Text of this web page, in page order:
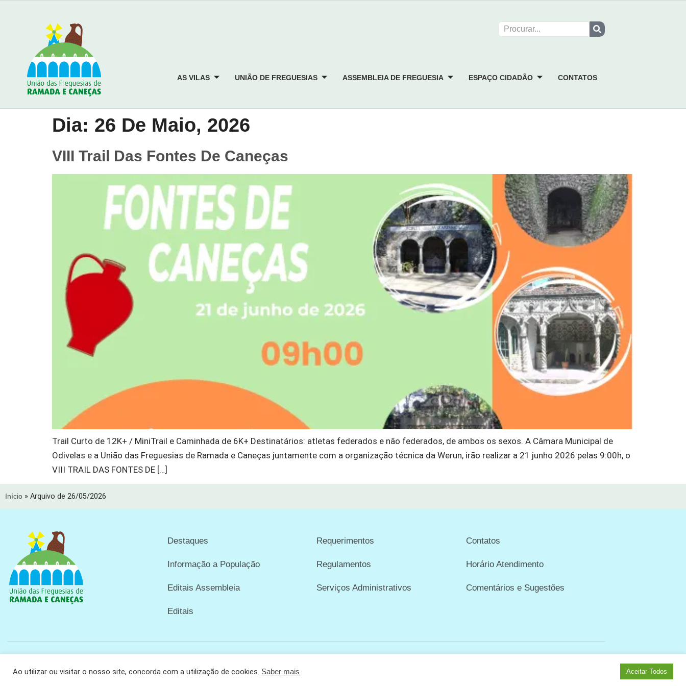
AS VILAS UNIÃO DE FREGUESIAS ASSEMBLEIA DE FREGUESIA ESPAÇO CIDADÃO CONTATOS
Dia: 26 De Maio, 2026
VIII Trail Das Fontes De Caneças
Trail Curto de 12K+ / MiniTrail e Caminhada de 6K+ Destinatários: atletas federados e não federados, de ambos os sexos. A Câmara Municipal de
Odivelas e a União das Freguesias de Ramada e Caneças juntamente com a organização técnica da Werun, irão realizar a 21 junho 2026 pelas 9:00h, o
VIII TRAIL DAS FONTES DE […]
Início » Arquivo de 26/05/2026
Destaques
Informação a População
Editais Assembleia
Editais
Requerimentos
Regulamentos
Serviços Administrativos
Contatos
Horário Atendimento
Comentários e Sugestões
Ao utilizar ou visitar o nosso site, concorda com a utilização de cookies. Saber mais Aceitar Todos